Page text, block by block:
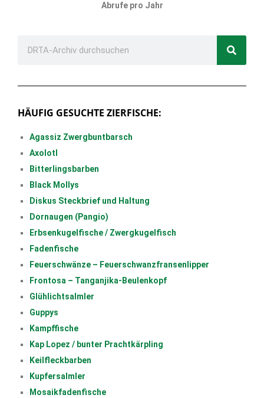
Abrufe pro Jahr
HÄUFIG GESUCHTE ZIERFISCHE:
Agassiz Zwergbuntbarsch
Axolotl
Bitterlingsbarben
Black Mollys
Diskus Steckbrief und Haltung
Dornaugen (Pangio)
Erbsenkugelfische / Zwergkugelfisch
Fadenfische
Feuerschwänze – Feuerschwanzfransenlipper
Frontosa – Tanganjika-Beulenkopf
Glühlichtsalmler
Guppys
Kampffische
Kap Lopez / bunter Prachtkärpling
Keilfleckbarben
Kupfersalmler
Mosaikfadenfische